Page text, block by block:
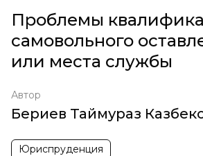
Проблемы
самовольного
или места службы
Автор
Бериев Таймураз
Юриспруденция